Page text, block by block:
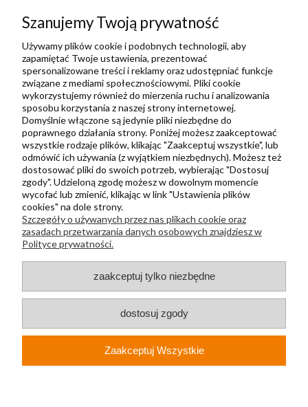
Ulubione
Zbieraj punkty za zakupy
Informacje
Kontakt
Regulamin
Polityka prywatności
Metody wysyłki i płatności
Płatności odroczone PayPo
Zwroty i reklamacje
Newsletter
sklep@kapak.pl
Szanujemy Twoją prywatność
Używamy plików cookie i podobnych technologii, aby
zapamiętać Twoje ustawienia, prezentować
spersonalizowane treści i reklamy oraz udostępniać funkcje
związane z mediami społecznościowymi. Pliki cookie
wykorzystujemy również do mierzenia ruchu i analizowania
sposobu korzystania z naszej strony internetowej.
Domyślnie włączone są jedynie pliki niezbędne do
poprawnego działania strony. Poniżej możesz zaakceptować
wszystkie rodzaje plików, klikając "Zaakceptuj wszystkie", lub
odmówić ich używania (z wyjątkiem niezbędnych). Możesz też
dostosować pliki do swoich potrzeb, wybierając "Dostosuj
zgody". Udzieloną zgodę możesz w dowolnym momencie
wycofać lub zmienić, klikając w link "Ustawienia plików
cookies" na dole strony.
Szczegóły o używanych przez nas plikach cookie oraz
zasadach przetwarzania danych osobowych znajdziesz w
Polityce prywatności.
zaakceptuj tylko niezbędne
dostosuj zgody
Zaakceptuj Wszystkie